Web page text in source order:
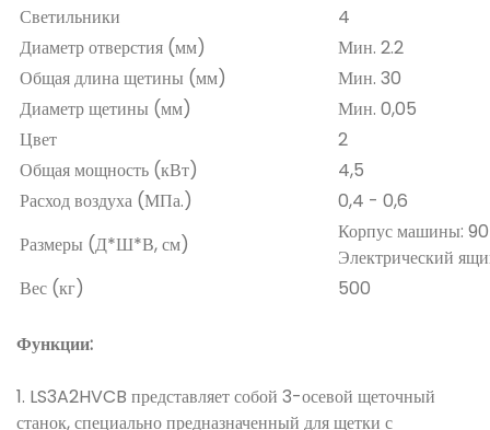
Светильники
4
Диаметр отверстия (мм)
Мин. 2.2
Общая длина щетины (мм)
Мин. 30
Диаметр щетины (мм)
Мин. 0,05
Цвет
2
Общая мощность (кВт)
4,5
Расход воздуха (МПа.)
0,4 - 0,6
Размеры (Д*Ш*В, см)
Корпус машины:
Электрический
Вес (кг)
500
Функции:
1. LS3A2HVCB представляет собой 3-осевой щеточный
станок, специально предназначенный для щетки с